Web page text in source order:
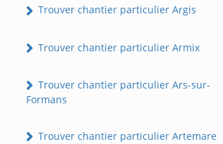
Trouver chantier particulier Argis
Trouver chantier particulier Armix
Trouver chantier particulier Ars-sur-
Formans
Trouver chantier particulier Artemare